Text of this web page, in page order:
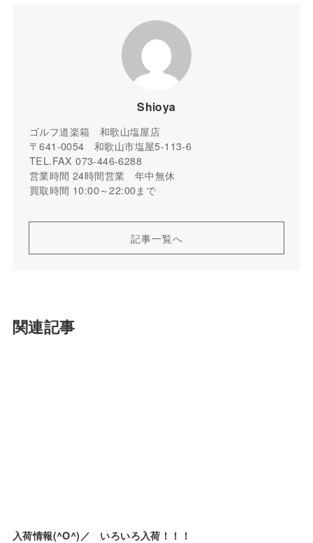
Shioya
ゴルフ道楽箱 和歌山塩屋店
〒641-0054 和歌山市塩屋5-113-6
TEL.FAX 073-446-6288
営業時間 24時間営業 年中無休
買取時間 10:00～22:00まで
記事一覧へ
関連記事
入荷情報(^O^)／ いろいろ入荷！！！